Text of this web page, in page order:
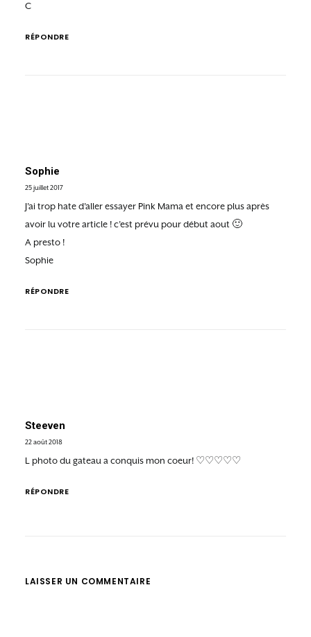
C
RÉPONDRE
Sophie
25 juillet 2017
J’ai trop hate d’aller essayer Pink Mama et encore plus après
avoir lu votre article ! c’est prévu pour début aout 🙂
A presto !
Sophie
RÉPONDRE
Steeven
22 août 2018
L photo du gateau a conquis mon coeur! ♡♡♡♡♡
RÉPONDRE
LAISSER UN COMMENTAIRE